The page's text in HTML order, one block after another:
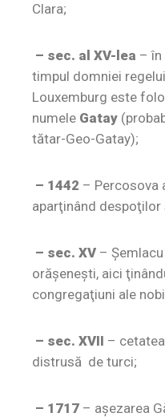
Clara;
– sec. al XV-lea – în
timpul domniei
Louxemburg este
numele Gatay
tătar-Geo-Gatay);
– 1442 – Percosova
aparţinând despoţilor
– sec. XV –
orăşeneşti, aici
congregaţiuni ale
– sec. XVII –
distrusă de turci;
– 1717 – aşezarea